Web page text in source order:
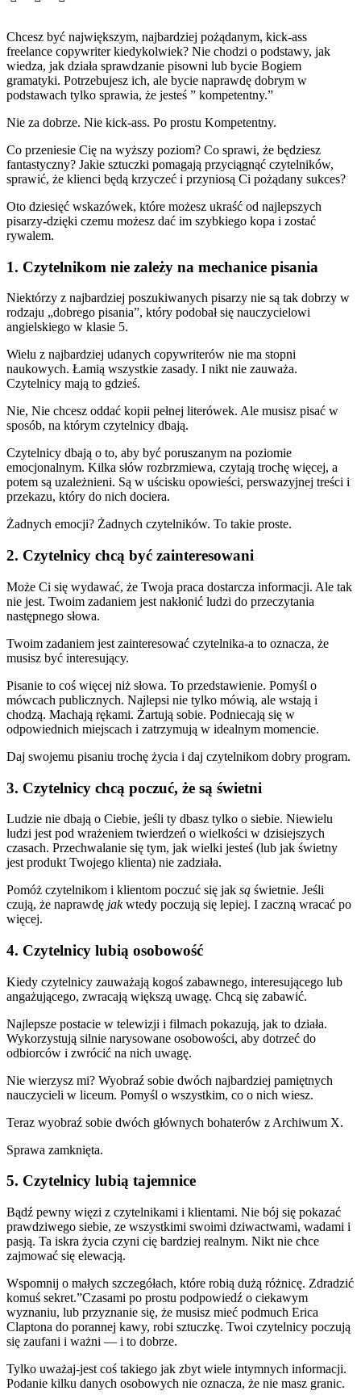
Chcesz być największym, najbardziej pożądanym, kick-ass
freelance copywriter kiedykolwiek? Nie chodzi o podstawy, jak
wiedza, jak działa sprawdzanie pisowni lub bycie Bogiem
gramatyki. Potrzebujesz ich, ale bycie naprawdę dobrym w
podstawach tylko sprawia, że jesteś ” kompetentny.”
Nie za dobrze. Nie kick-ass. Po prostu Kompetentny.
Co przeniesie Cię na wyższy poziom? Co sprawi, że będziesz
fantastyczny? Jakie sztuczki pomagają przyciągnąć czytelników,
sprawić, że klienci będą krzyczeć i przyniosą Ci pożądany sukces?
Oto dziesięć wskazówek, które możesz ukraść od najlepszych
pisarzy-dzięki czemu możesz dać im szybkiego kopa i zostać
rywalem.
1. Czytelnikom nie zależy na mechanice pisania
Niektórzy z najbardziej poszukiwanych pisarzy nie są tak dobrzy w
rodzaju „dobrego pisania”, który podobał się nauczycielowi
angielskiego w klasie 5.
Wielu z najbardziej udanych copywriterów nie ma stopni
naukowych. Łamią wszystkie zasady. I nikt nie zauważa.
Czytelnicy mają to gdzieś.
Nie, Nie chcesz oddać kopii pełnej literówek. Ale musisz pisać w
sposób, na którym czytelnicy dbają.
Czytelnicy dbają o to, aby być poruszanym na poziomie
emocjonalnym. Kilka słów rozbrzmiewa, czytają trochę więcej, a
potem są uzależnieni. Są w uścisku opowieści, perswazyjnej treści i
przekazu, który do nich dociera.
Żadnych emocji? Żadnych czytelników. To takie proste.
2. Czytelnicy chcą być zainteresowani
Może Ci się wydawać, że Twoja praca dostarcza informacji. Ale tak
nie jest. Twoim zadaniem jest nakłonić ludzi do przeczytania
następnego słowa.
Twoim zadaniem jest zainteresować czytelnika-a to oznacza, że
musisz być interesujący.
Pisanie to coś więcej niż słowa. To przedstawienie. Pomyśl o
mówcach publicznych. Najlepsi nie tylko mówią, ale wstają i
chodzą. Machają rękami. Żartują sobie. Podniecają się w
odpowiednich miejscach i zatrzymują w idealnym momencie.
Daj swojemu pisaniu trochę życia i daj czytelnikom dobry program.
3. Czytelnicy chcą poczuć, że są świetni
Ludzie nie dbają o Ciebie, jeśli ty dbasz tylko o siebie. Niewielu
ludzi jest pod wrażeniem twierdzeń o wielkości w dzisiejszych
czasach. Przechwalanie się tym, jak wielki jesteś (lub jak świetny
jest produkt Twojego klienta) nie zadziała.
Pomóż czytelnikom i klientom poczuć się jak są świetnie. Jeśli
czują, że naprawdę jakwtedy poczują się lepiej. I zaczną wracać po
więcej.
4. Czytelnicy lubią osobowość
Kiedy czytelnicy zauważają kogoś zabawnego, interesującego lub
angażującego, zwracają większą uwagę. Chcą się zabawić.
Najlepsze postacie w telewizji i filmach pokazują, jak to działa.
Wykorzystują silnie narysowane osobowości, aby dotrzeć do
odbiorców i zwrócić na nich uwagę.
Nie wierzysz mi? Wyobraź sobie dwóch najbardziej pamiętnych
nauczycieli w liceum. Pomyśl o wszystkim, co o nich wiesz.
Teraz wyobraź sobie dwóch głównych bohaterów z Archiwum X.
Sprawa zamknięta.
5. Czytelnicy lubią tajemnice
Bądź pewny więzi z czytelnikami i klientami. Nie bój się pokazać
prawdziwego siebie, ze wszystkimi swoimi dziwactwami, wadami i
pasją. Ta iskra życia czyni cię bardziej realnym. Nikt nie chce
zajmować się elewacją.
Wspomnij o małych szczegółach, które robią dużą różnicę. Zdradzić
komuś sekret.”Czasami po prostu podpowiedź o ciekawym
wyznaniu, lub przyznanie się, że musisz mieć podmuch Erica
Claptona do porannej kawy, robi sztuczkę. Twoi czytelnicy poczują
się zaufani i ważni — i to dobrze.
Tylko uważaj-jest coś takiego jak zbyt wiele intymnych informacji.
Podanie kilku danych osobowych nie oznacza, że nie masz granic.